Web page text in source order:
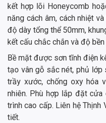
kết hợp lõi Honeycomb
năng cách âm, cách nhiệt
độ dày tổng thể 50mm,
kết cấu chắc chắn và độ bền
Bề mặt được sơn tĩnh điện
tạo vân gỗ sắc nét, phủ lớp
trầy xước, chống oxy hóa
nhiên. Phù hợp lắp đặt cửa
trình cao cấp. Liên hệ Thịnh
tiết.